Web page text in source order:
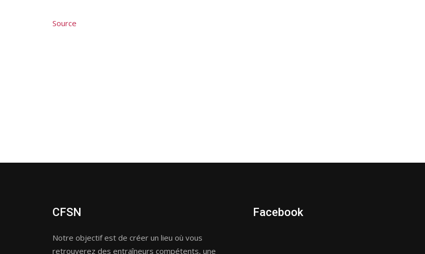
Source
CFSN
Notre objectif est de créer un lieu où vous
retrouverez des entraîneurs compétents, une
Facebook